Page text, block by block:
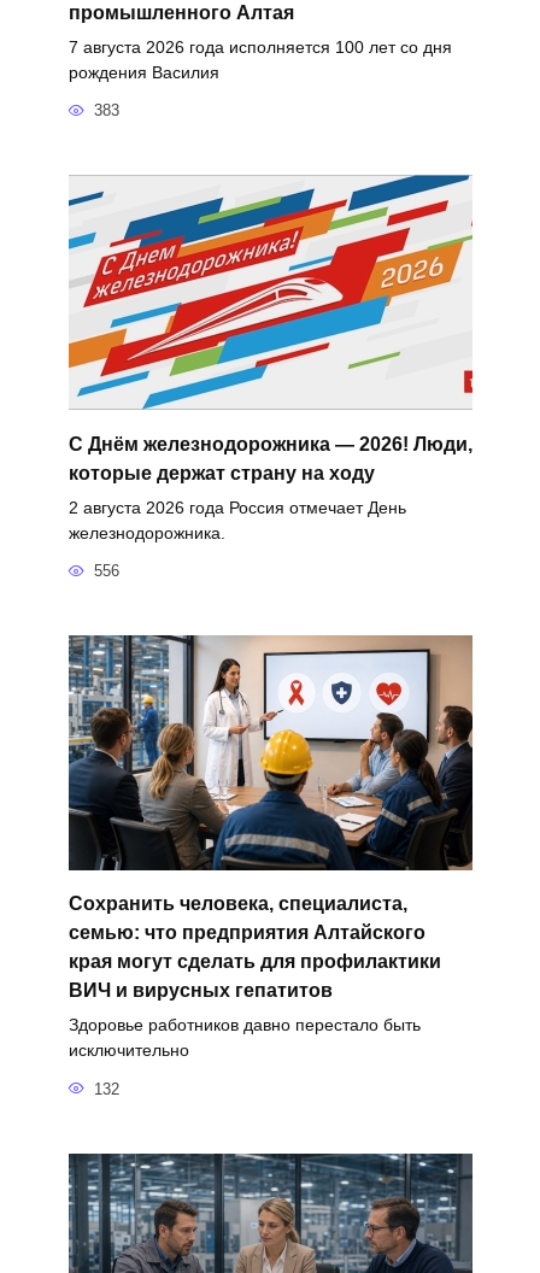
промышленного Алтая
7 августа 2026 года исполняется 100 лет со дня
рождения Василия
383
С Днём железнодорожника — 2026! Люди,
которые держат страну на ходу
2 августа 2026 года Россия отмечает День
железнодорожника.
556
Сохранить человека, специалиста,
семью: что предприятия Алтайского
края могут сделать для профилактики
ВИЧ и вирусных гепатитов
Здоровье работников давно перестало быть
исключительно
132